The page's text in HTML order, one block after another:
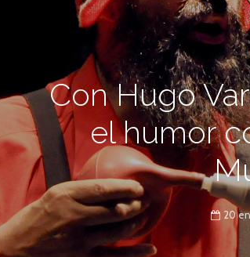
Con Hugo
el humor
20